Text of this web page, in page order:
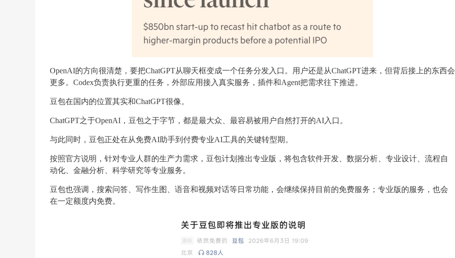
OpenAI的方向很清楚，要把ChatGPT从聊天框变成一个任务分发入口。用户还是从ChatGPT进来，但背后接上的东西会
更多。Codex负责执行更重的任务，外部应用接入真实服务，插件和Agent把需求往下推进。
豆包在国内的位置其实和ChatGPT很像。
ChatGPT之于OpenAI，豆包之于字节，都是最大众、最容易被用户自然打开的AI入口。
与此同时，豆包正处在从免费AI助手到付费专业AI工具的关键转型期。
按照官方说明，针对专业人群的生产力需求，豆包计划推出专业版，将包含软件开发、数据分析、专业设计、流程自
动化、金融分析、科学研究等专业服务。
豆包也强调，搜索问答、写作生图、语音和视频对话等日常功能，会继续保持目前的免费服务；专业版的服务，也会
在一定额度内免费。